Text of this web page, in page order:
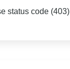
status code (403)